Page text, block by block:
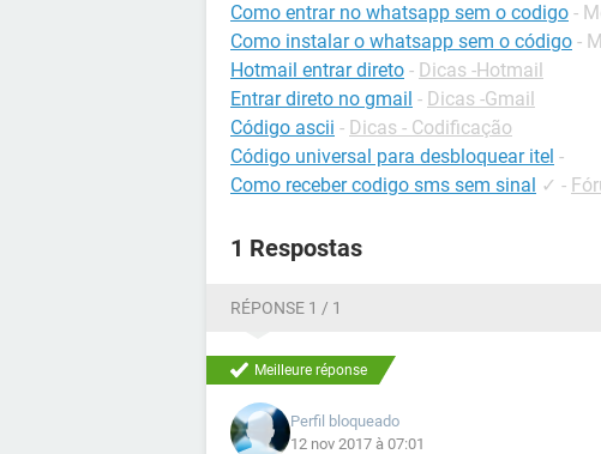
Como entrar no whatsapp sem o codigo -
Como instalar o whatsapp sem o código -
Hotmail entrar direto - Dicas -Hotmail
Entrar direto no gmail - Dicas -Gmail
Código ascii - Dicas - Codificação
Código universal para desbloquear itel -
Como receber codigo sms sem sinal ✓ -
1 Respostas
RÉPONSE 1 / 1
Meilleure réponse
Perfil bloqueado
12 nov 2017 à 07:01